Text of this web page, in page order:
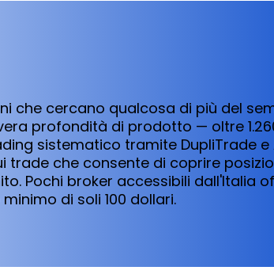
che cercano qualcosa di più del
profondità di prodotto — oltre
sistematico tramite DupliTrade
trade che consente di coprire
Pochi broker accessibili dall'Italia
di soli 100 dollari.